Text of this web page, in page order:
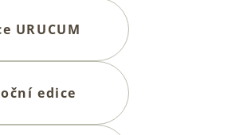
URUCUM
edice